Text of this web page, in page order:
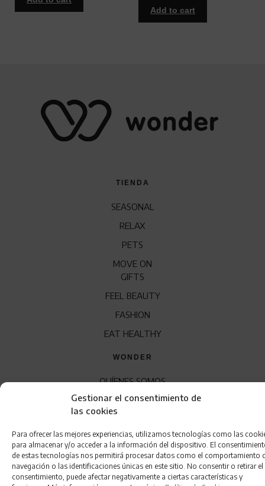
Gestionar el consentimiento de
las cookies
Para ofrecer las mejores experiencias, utilizamos tecnologías como las
para almacenar y/o acceder a la información del dispositivo. El
de estas tecnologías nos permitirá procesar datos como el comportamiento
navegación o las identificaciones únicas en este sitio. No consentir o retirar el
consentimiento, puede afectar negativamente a ciertas características y
Add to cart
TIENDA
SEASONAL
RELAX
PETS
MOVE ON
GIFTS
FEEL BEAUTY
FASHION
EAT HEALTHY
WONDER
QUÍENES SOMOS
CONTACTO